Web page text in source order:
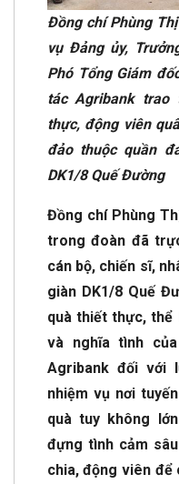
Đồng chí Phùng
vụ Đảng ủy,
Phó Tổng Giám
tác Agribank trao
thực, động viên
đảo thuộc quần
DK1/8 Quế Đường
Đồng chí Phùng
trong đoàn đã
cán bộ, chiến sĩ,
giàn DK1/8 Quế
quà thiết thực, thể
và nghĩa tình
Agribank đối với
nhiệm vụ nơi
quà tuy không
đựng tình cảm
chia, động viên để